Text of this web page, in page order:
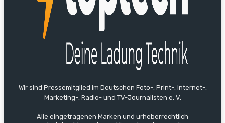
Wir sind Pressemitglied im Deutschen Foto-, Print-, Internet-,
Marketing-, Radio- und TV-Journalisten e. V.
Alle eingetragenen Marken und urheberrechtlich